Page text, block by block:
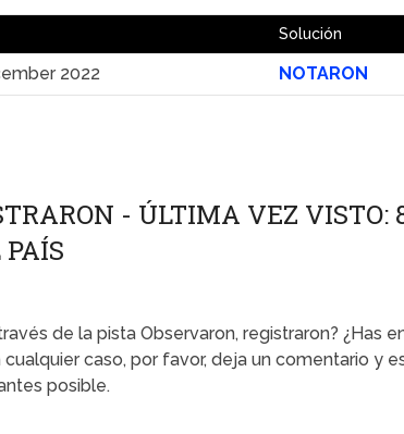
Solución
2022 NOTARON
- ÚLTIMA VEZ VISTO:
de la pista Observaron, registraron? ¿Has
caso, por favor, deja un comentario y
posible.